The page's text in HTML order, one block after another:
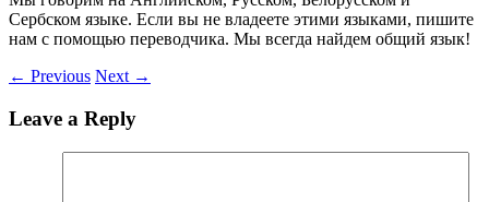
Сербском языке. Если вы не владеете этими языками, пишите
нам с помощью переводчика. Мы всегда найдем общий язык!
← Previous Next →
Leave a Reply